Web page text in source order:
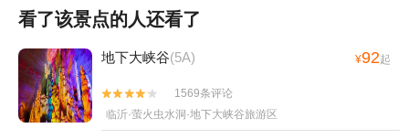
看了该景点的人还看了
地下大峡谷(5A) ¥92起


1569条评论
临沂·萤火虫水洞·地下大峡谷旅游区